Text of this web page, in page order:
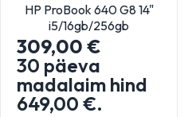
HP ProBook 640 G8 14"
i5/16gb/256gb
309,00 €
30 päeva
madalaim hind
649,00 €.